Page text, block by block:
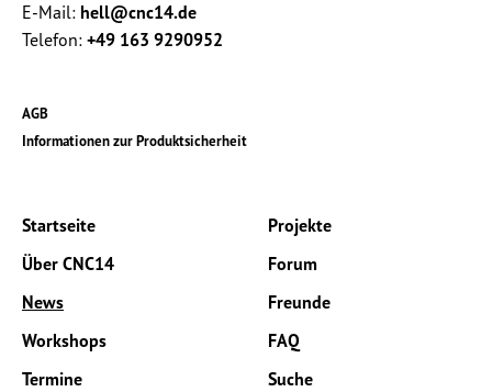
E-Mail: hell@cnc14.de
Telefon: +49 163 9290952
AGB
Informationen zur Produktsicherheit
Startseite
Über CNC14
News
Workshops
Termine
Projekte
Forum
Freunde
FAQ
Suche